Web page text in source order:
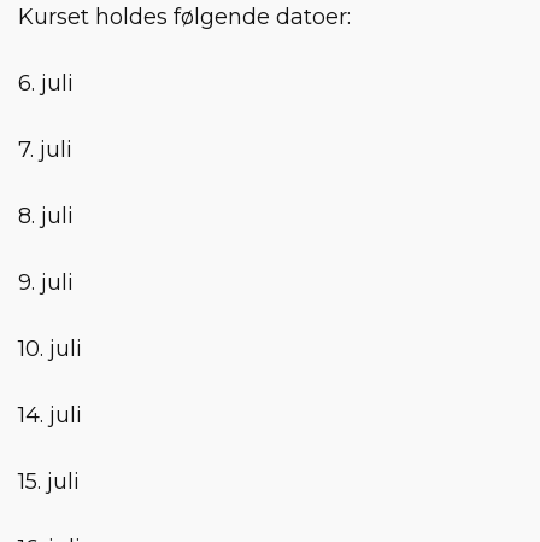
Kurset holdes følgende datoer:
6. juli
7. juli
8. juli
9. juli
10. juli
14. juli
15. juli